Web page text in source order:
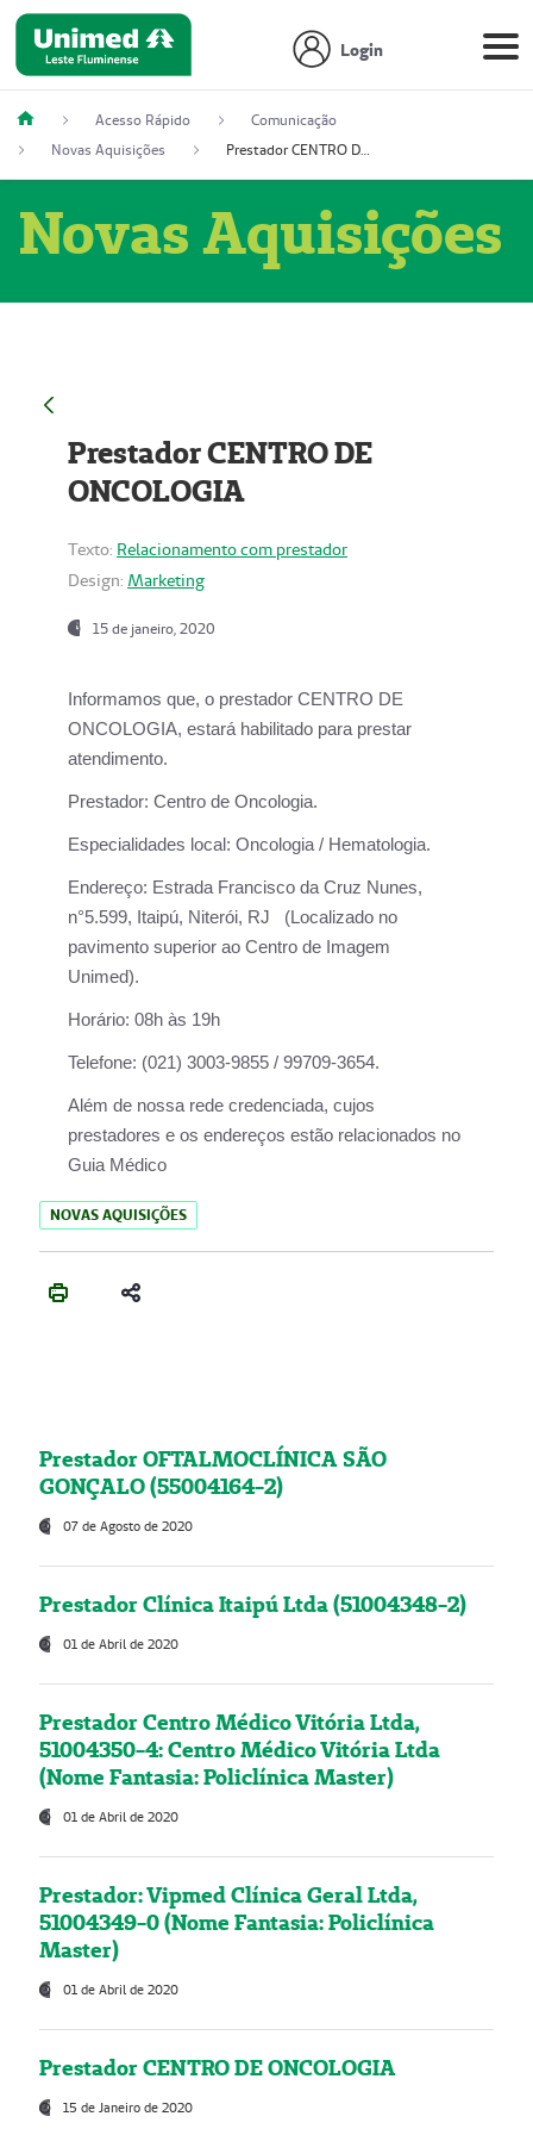
Login
Acesso Rápido
Comunicação
Novas Aquisições
Prestador CENTRO DE ONCOLOGIA
Novas Aquisições
Prestador CENTRO DE
ONCOLOGIA
Texto: Relacionamento com prestador
Design: Marketing
15 de janeiro, 2020
Informamos que, o prestador CENTRO DE
ONCOLOGIA, estará habilitado para prestar
atendimento.
Prestador: Centro de Oncologia.
Especialidades local: Oncologia / Hematologia.
Endereço: Estrada Francisco da Cruz Nunes,
n°5.599, Itaipú, Niterói, RJ (Localizado no
pavimento superior ao Centro de Imagem
Unimed).
Horário: 08h às 19h
Telefone: (021) 3003-9855 / 99709-3654.
Além de nossa rede credenciada, cujos
prestadores e os endereços estão relacionados no
Guia Médico
NOVAS AQUISIÇÕES
Prestador OFTALMOCLÍNICA SÃO
GONÇALO (55004164-2)
07 de Agosto de 2020
Prestador Clínica Itaipú Ltda (51004348-2)
01 de Abril de 2020
Prestador Centro Médico Vitória Ltda,
51004350-4: Centro Médico Vitória Ltda
(Nome Fantasia: Policlínica Master)
01 de Abril de 2020
Prestador: Vipmed Clínica Geral Ltda,
51004349-0 (Nome Fantasia: Policlínica
Master)
01 de Abril de 2020
Prestador CENTRO DE ONCOLOGIA
15 de Janeiro de 2020